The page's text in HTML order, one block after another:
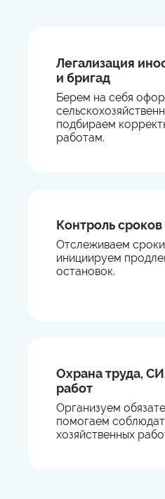
Легализация
и бригад
Берем на себя
подбираем
работам.
Контроль
Отслеживаем
инициируем
остановок.
Охрана труда,
работ
Организуем
помогаем
хозяйственных